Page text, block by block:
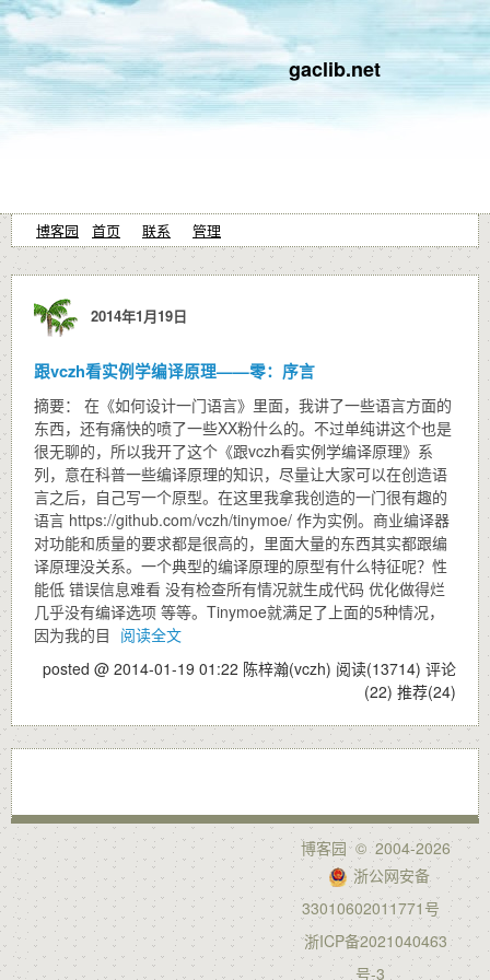
gaclib.net
博客园 首页 联系 管理
2014年1月19日
跟vczh看实例学编译原理——零：序言
摘要： 在《如何设计一门语言》里面，我讲了一些语言方面的
东西，还有痛快的喷了一些XX粉什么的。不过单纯讲这个也是
很无聊的，所以我开了这个《跟vczh看实例学编译原理》系
列，意在科普一些编译原理的知识，尽量让大家可以在创造语
言之后，自己写一个原型。在这里我拿我创造的一门很有趣的
语言 https://github.com/vczh/tinymoe/ 作为实例。商业编译器
对功能和质量的要求都是很高的，里面大量的东西其实都跟编
译原理没关系。一个典型的编译原理的原型有什么特征呢？性
能低 错误信息难看 没有检查所有情况就生成代码 优化做得烂
几乎没有编译选项 等等。Tinymoe就满足了上面的5种情况，
因为我的目 阅读全文
posted @ 2014-01-19 01:22 陈梓瀚(vczh) 阅读(13714) 评论
(22) 推荐(24)
博客园© 2004-2026
浙公网安备
33010602011771号
浙ICP备2021040463
号-3